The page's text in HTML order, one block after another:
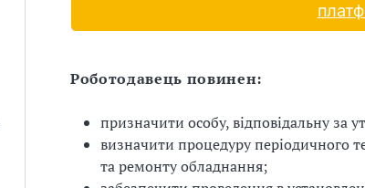
Роботодавець повинен:
призначити особу, відповідальну за
визначити процедуру періодичного
та ремонту обладнання;